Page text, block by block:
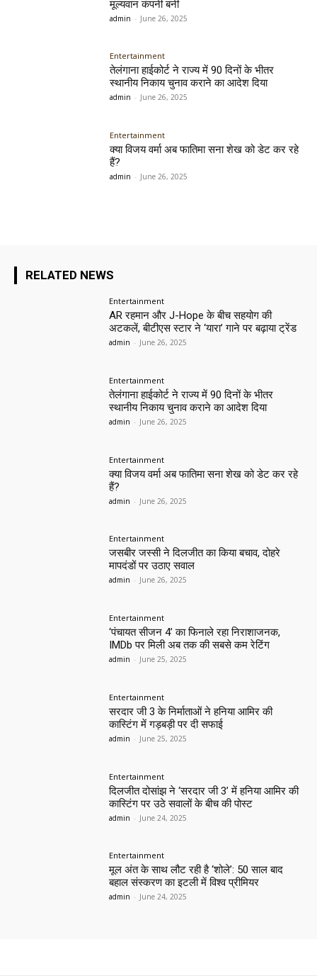
मूल्यवान कंपनी बनी
admin - June 26, 2025
Entertainment
तेलंगाना हाईकोर्ट ने राज्य में 90 दिनों के भीतर
स्थानीय निकाय चुनाव कराने का आदेश दिया
admin - June 26, 2025
Entertainment
क्या विजय वर्मा अब फातिमा सना शेख को डेट कर रहे
हैं?
admin - June 26, 2025
RELATED NEWS
Entertainment
AR रहमान और J-Hope के बीच सहयोग की
अटकलें, बीटीएस स्टार ने ‘यारा’ गाने पर बढ़ाया ट्रेंड
admin - June 26, 2025
Entertainment
तेलंगाना हाईकोर्ट ने राज्य में 90 दिनों के भीतर
स्थानीय निकाय चुनाव कराने का आदेश दिया
admin - June 26, 2025
Entertainment
क्या विजय वर्मा अब फातिमा सना शेख को डेट कर रहे
हैं?
admin - June 26, 2025
Entertainment
जसबीर जस्सी ने दिलजीत का किया बचाव, दोहरे
मापदंडों पर उठाए सवाल
admin - June 26, 2025
Entertainment
‘पंचायत सीजन 4’ का फिनाले रहा निराशाजनक,
IMDb पर मिली अब तक की सबसे कम रेटिंग
admin - June 25, 2025
Entertainment
सरदार जी 3 के निर्माताओं ने हनिया आमिर की
कास्टिंग में गड़बड़ी पर दी सफाई
admin - June 25, 2025
Entertainment
दिलजीत दोसांझ ने ‘सरदार जी 3’ में हनिया आमिर की
कास्टिंग पर उठे सवालों के बीच की पोस्ट
admin - June 24, 2025
Entertainment
मूल अंत के साथ लौट रही है ‘शोले’: 50 साल बाद
बहाल संस्करण का इटली में विश्व प्रीमियर
admin - June 24, 2025